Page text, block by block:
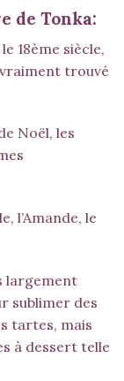
de Tonka:
18ème siècle,
vraiment trouvé
Noël, les
l’Amande, le
largement
sublimer des
tartes, mais
à dessert telle